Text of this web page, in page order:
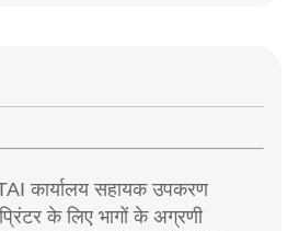
कार्यालय सहायक उपकरण
के लिए भागों के अग्रणी